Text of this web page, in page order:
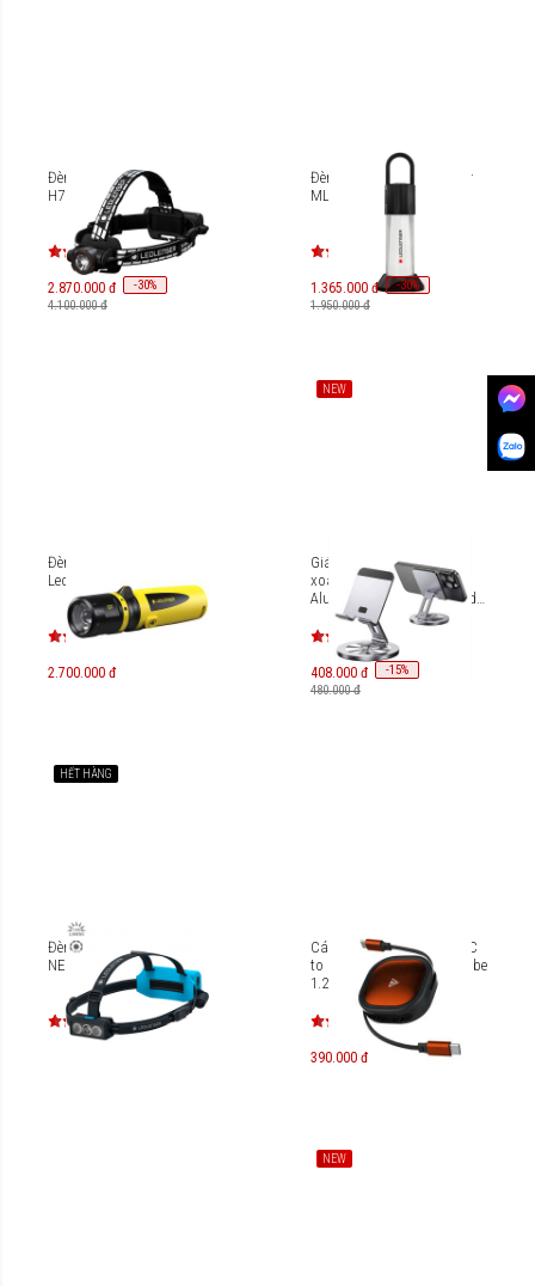
Đèn pin đội đầu Ledlenser
H7R Signature
2.870.000 đ -30%
4.100.000 đ
Đèn pin cắm trại Ledlenser
ML6 Warm Light
1.365.000 đ -30%
1.950.000 đ
Đèn pin chống cháy nổ
Ledlenser EX7 Zone 0/20
2.700.000 đ
NEW
Giá đỡ cao cấp Innostyle
xoay 360 FlexView
Aluminum Rotating Stand
AS-S1
408.000 đ -15%
480.000 đ
HẾT HÀNG
Đèn pin đội đầu Ledlenser
NEO9R
Cáp dây rút cao cấp USB-C
to USB-C Mipow Power Cube
1.2m
390.000 đ
NEW